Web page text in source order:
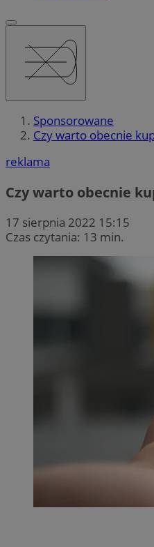
Sponsorowane
Czy warto obecnie
reklama
Czy warto obecnie
17 sierpnia 2022 15:15
Czas czytania: 13 min.